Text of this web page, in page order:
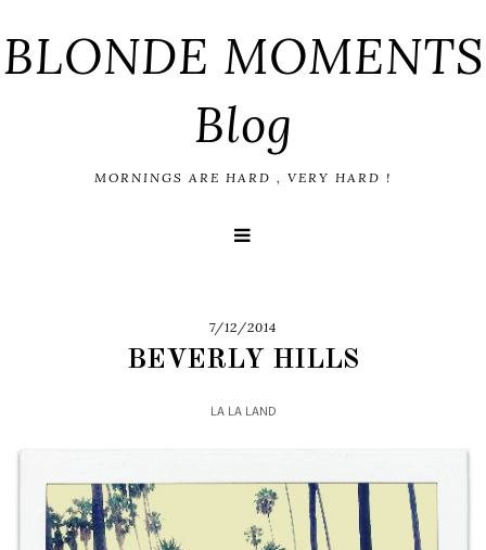
BLONDE MOMENTS
Blog
MORNINGS ARE HARD , VERY HARD !
7/12/2014
BEVERLY HILLS
LA LA LAND